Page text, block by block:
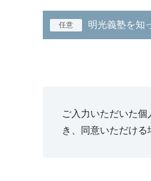
任意 明光義塾を知
ご入力いただいた
き、同意いただける